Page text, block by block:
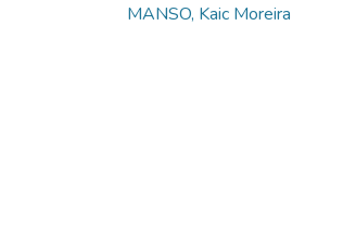
MANSO, Kaic Moreira